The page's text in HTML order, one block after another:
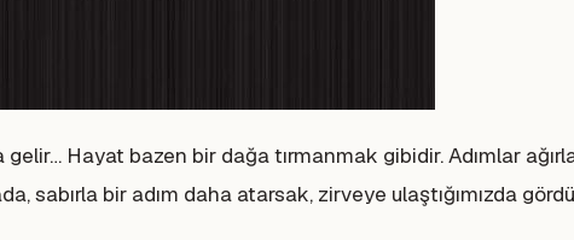
Hayat bazen bir dağa tırmanmak gibidir. Adımlar
sabırla bir adım daha atarsak, zirveye ulaştığımızda